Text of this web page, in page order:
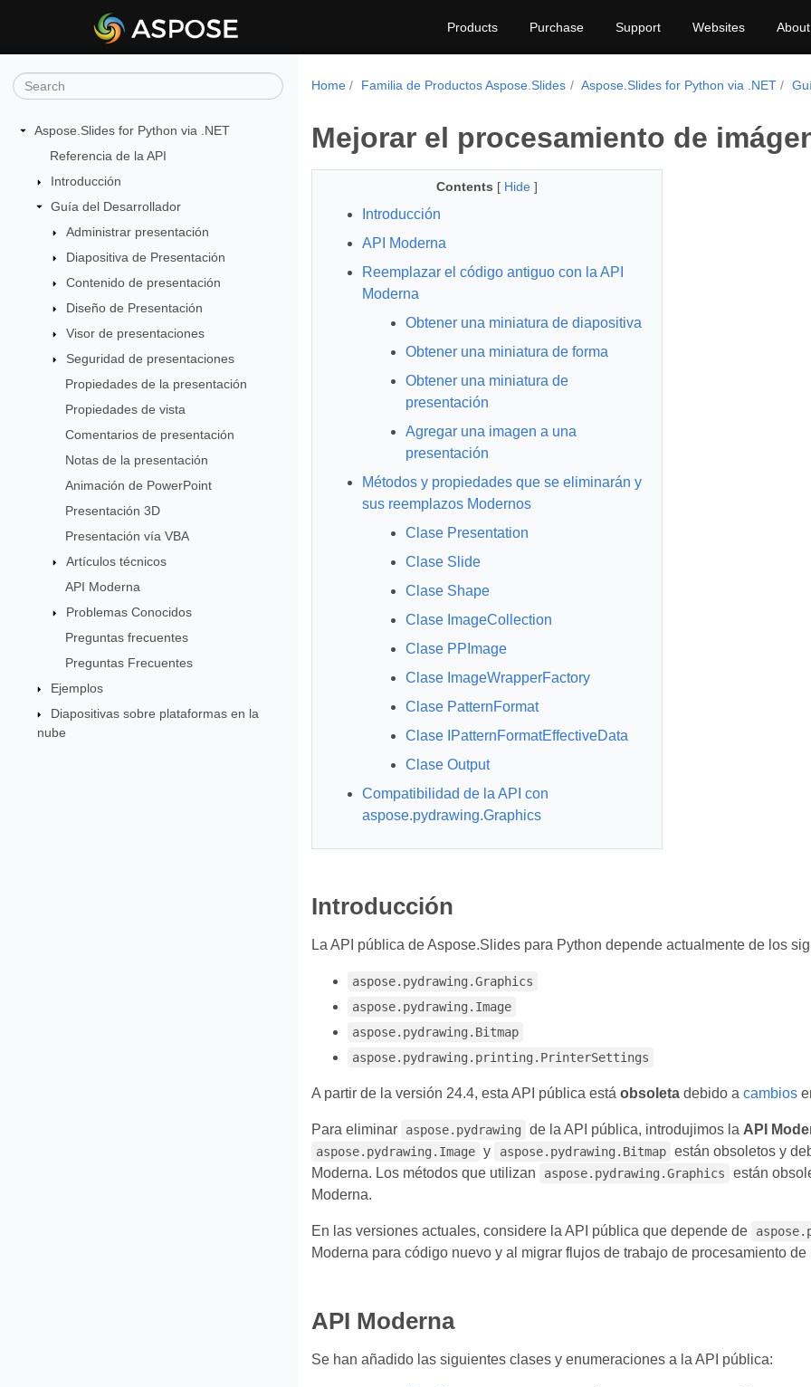
Products Purchase Support Websites About
Aspose.Slides for Python via .NET
Referencia de la API
Introducción
Guía del Desarrollador
Administrar presentación
Diapositiva de Presentación
Contenido de presentación
Diseño de Presentación
Visor de presentaciones
Seguridad de presentaciones
Propiedades de la presentación
Propiedades de vista
Comentarios de presentación
Notas de la presentación
Animación de PowerPoint
Presentación 3D
Presentación vía VBA
Artículos técnicos
API Moderna
Problemas Conocidos
Preguntas frecuentes
Preguntas Frecuentes
Ejemplos
Diapositivas sobre plataformas en la
nube
Home Familia de Productos Aspose.Slides Aspose.Slides for Python via .NET
Mejorar el procesamiento de
Contents [ Hide ]
Introducción
API Moderna
Reemplazar el código antiguo con la API
Moderna
Obtener una miniatura de diapositiva
Obtener una miniatura de forma
Obtener una miniatura de
presentación
Agregar una imagen a una
presentación
Métodos y propiedades que se eliminarán y
sus reemplazos Modernos
Clase Presentation
Clase Slide
Clase Shape
Clase ImageCollection
Clase PPImage
Clase ImageWrapperFactory
Clase PatternFormat
Clase IPatternFormatEffectiveData
Clase Output
Compatibilidad de la API con
aspose.pydrawing.Graphics
Introducción
La API pública de Aspose.Slides para Python depende actualmente de los
aspose.pydrawing.Graphics
aspose.pydrawing.Image
aspose.pydrawing.Bitmap
aspose.pydrawing.printing.PrinterSettings
A partir de la versión 24.4, esta API pública está obsoletadebido a cambios
Para eliminar aspose.pydrawing de la API pública, introdujimos la API
aspose.pydrawing.Image y aspose.pydrawing.Bitmap están obsoletos y
Moderna. Los métodos que utilizan
aspose.pydrawing.Graphics
están
Moderna.
En las versiones actuales, considere la API pública que depende de
Moderna para código nuevo y al migrar flujos de trabajo de procesamiento
API Moderna
Se han añadido las siguientes clases y enumeraciones a la API pública: